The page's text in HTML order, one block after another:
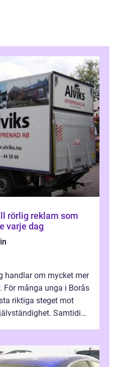
varje dag
handlar om mycket mer
För många unga i Borås
riktiga steget mot
Samtidigt